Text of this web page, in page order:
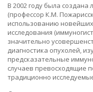
В 2002 году была
(профессор К.М.
использованию
исследования
значительно
диагностика опухолей,
предсказательные
случаев превосходящие
традиционно